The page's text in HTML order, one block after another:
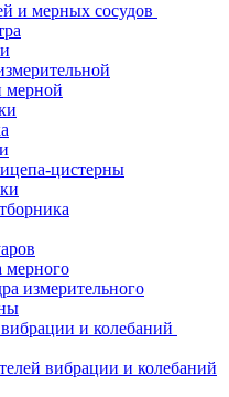
и мерных сосудов
мерной
цистерны
мерного
измерительного
и колебаний
вибрации и колебаний